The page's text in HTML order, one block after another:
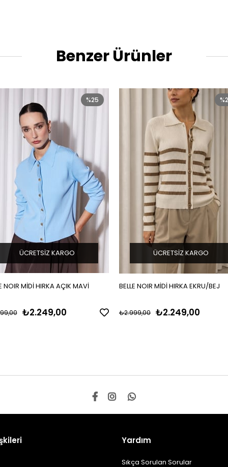
Benzer Ürünler
NOIR MİDİ HIRKA AÇIK MAVİ
₺2.249,00
%25
ÜCRETSIZ KARGO
BELLE NOIR MİDİ HIRKA EKRU/BEJ
₺2.249,00
₺2.999,00
ÜCRETSIZ KARGO
Yardım
Sıkça Sorulan Sorular